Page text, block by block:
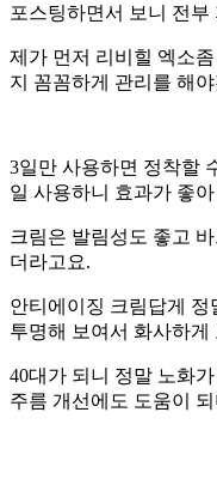
포스팅하면서 보니 전
제가 먼저 리비힐 엑소
지 꼼꼼하게 관리를 해
3일만 사용하면 정착할
일 사용하니 효과가 좋
크림은 발림성도 좋고
더라고요.
안티에이징 크림답게
투명해 보여서 화사하게
40대가 되니 정말 노화
주름 개선에도 도움이